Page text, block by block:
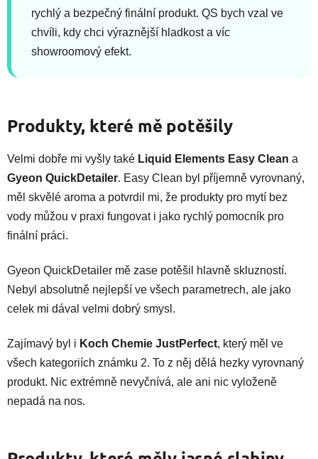
rychlý a bezpečný finální produkt. QS bych vzal ve
chvíli, kdy chci výraznější hladkost a víc
showroomový efekt.
Produkty, které mě potěšily
Velmi dobře mi vyšly také Liquid Elements Easy Clean a
Gyeon QuickDetailer. Easy Clean byl příjemně vyrovnaný,
měl skvělé aroma a potvrdil mi, že produkty pro mytí bez
vody můžou v praxi fungovat i jako rychlý pomocník pro
finální práci.
Gyeon QuickDetailer mě zase potěšil hlavně skluzností.
Nebyl absolutně nejlepší ve všech parametrech, ale jako
celek mi dával velmi dobrý smysl.
Zajímavý byl i Koch Chemie JustPerfect, který měl ve
všech kategoriích známku 2. To z něj dělá hezky vyrovnaný
produkt. Nic extrémně nevyčnívá, ale ani nic vyloženě
nepadá na nos.